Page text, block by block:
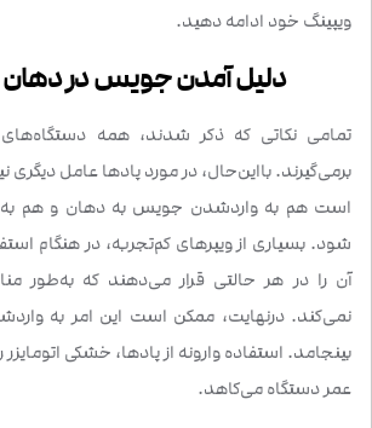
ویپینگ خود ادامه دهید.
دلیل آمدن جویس در دهان
تمامی نکاتی که ذکر شدند، همه
برمی‌گیرند. بااین‌حال، در مورد پادها عامل دیگری
است هم به واردشدن جویس به دهان و هم به
شود. بسیاری از ویپرهای کم‌تجربه، در هنگام
آن را در هر حالتی قرار می‌دهند که
نمی‌کند. درنهایت، ممکن است این امر به
بینجامد. استفاده وارونه از پادها، خشکی
عمر دستگاه می‌کاهد.